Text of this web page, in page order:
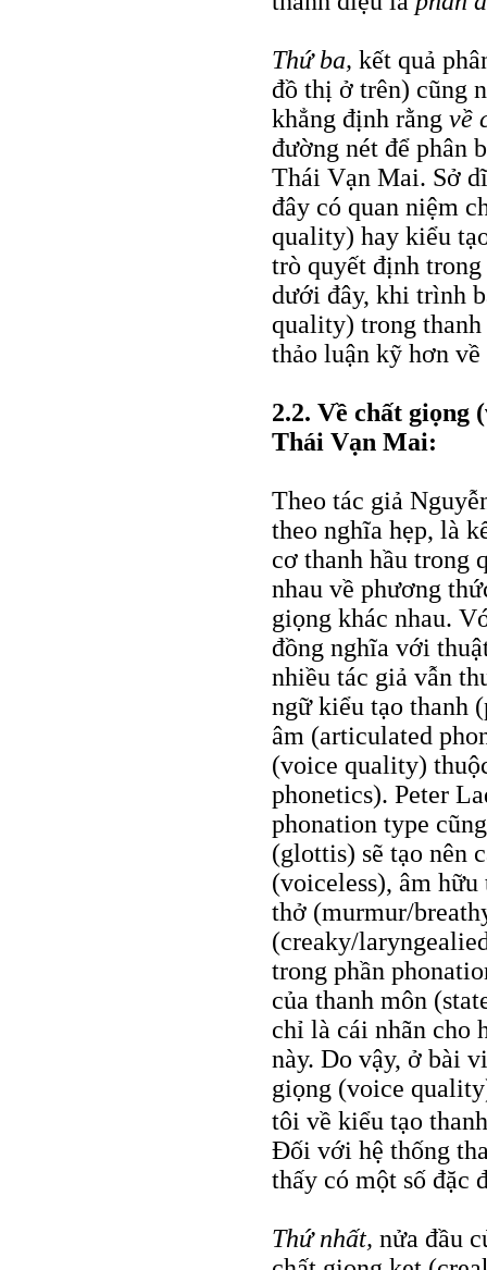
Thứ ba, kết quả
đồ thị ở trên) cũng
khẳng định rằng về
đường nét để phân
Thái Vạn Mai. Sở
đây có quan niệm
quality) hay kiểu
trò quyết định
dưới đây, khi trình
quality) trong
thảo luận kỹ hơn về
2.2. Về chất giọng
Thái Vạn Mai:
Theo tác giả
theo nghĩa hẹp, là
cơ thanh hầu trong
nhau về phương
giọng khác nhau.
đồng nghĩa với
nhiều tác giả vẫn
ngữ kiểu tạo thanh
âm (articulated
(voice quality)
phonetics). Peter
phonation type
(glottis) sẽ tạo nên
(voiceless), âm
thở (murmur/
(creaky/
trong phần
của thanh môn
chỉ là cái nhãn cho
này. Do vậy, ở bài
giọng (voice
tôi về kiểu tạo
Đối với hệ thống
thấy có một số đặc
Thứ nhất, nửa đầu